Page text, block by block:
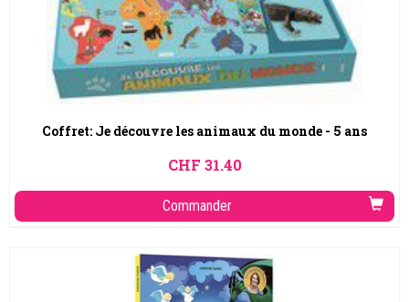
Coffret: Je découvre les animaux du monde - 5 ans
CHF 31.40
Commander